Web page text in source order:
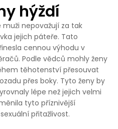
hýždí
nepovažují za tak
jejich páteře. Tato
cennou výhodu v
Podle vědců mohly ženy
těhotenství přesouvat
přes boky. Tyto ženy by
lépe než jejich velmi
tyto příznivější
přitažlivost.